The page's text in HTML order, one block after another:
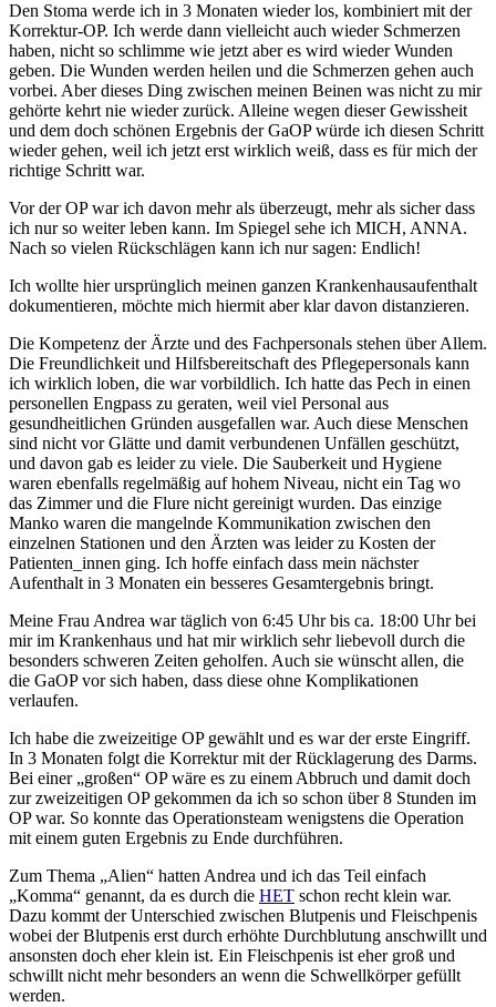
Den Stoma werde ich in 3 Monaten wieder los, kombiniert mit der
Korrektur-OP. Ich werde dann vielleicht auch wieder Schmerzen
haben, nicht so schlimme wie jetzt aber es wird wieder Wunden
geben. Die Wunden werden heilen und die Schmerzen gehen auch
vorbei. Aber dieses Ding zwischen meinen Beinen was nicht zu mir
gehörte kehrt nie wieder zurück. Alleine wegen dieser Gewissheit
und dem doch schönen Ergebnis der GaOP würde ich diesen Schritt
wieder gehen, weil ich jetzt erst wirklich weiß, dass es für mich der
richtige Schritt war.
Vor der OP war ich davon mehr als überzeugt, mehr als sicher dass
ich nur so weiter leben kann. Im Spiegel sehe ich MICH, ANNA.
Nach so vielen Rückschlägen kann ich nur sagen: Endlich!
Ich wollte hier ursprünglich meinen ganzen Krankenhausaufenthalt
dokumentieren, möchte mich hiermit aber klar davon distanzieren.
Die Kompetenz der Ärzte und des Fachpersonals stehen über Allem.
Die Freundlichkeit und Hilfsbereitschaft des Pflegepersonals kann
ich wirklich loben, die war vorbildlich. Ich hatte das Pech in einen
personellen Engpass zu geraten, weil viel Personal aus
gesundheitlichen Gründen ausgefallen war. Auch diese Menschen
sind nicht vor Glätte und damit verbundenen Unfällen geschützt,
und davon gab es leider zu viele. Die Sauberkeit und Hygiene
waren ebenfalls regelmäßig auf hohem Niveau, nicht ein Tag wo
das Zimmer und die Flure nicht gereinigt wurden. Das einzige
Manko waren die mangelnde Kommunikation zwischen den
einzelnen Stationen und den Ärzten was leider zu Kosten der
Patienten_innen ging. Ich hoffe einfach dass mein nächster
Aufenthalt in 3 Monaten ein besseres Gesamtergebnis bringt.
Meine Frau Andrea war täglich von 6:45 Uhr bis ca. 18:00 Uhr bei
mir im Krankenhaus und hat mir wirklich sehr liebevoll durch die
besonders schweren Zeiten geholfen. Auch sie wünscht allen, die
die GaOP vor sich haben, dass diese ohne Komplikationen
verlaufen.
Ich habe die zweizeitige OP gewählt und es war der erste Eingriff.
In 3 Monaten folgt die Korrektur mit der Rücklagerung des Darms.
Bei einer „großen“ OP wäre es zu einem Abbruch und damit doch
zur zweizeitigen OP gekommen da ich so schon über 8 Stunden im
OP war. So konnte das Operationsteam wenigstens die Operation
mit einem guten Ergebnis zu Ende durchführen.
Zum Thema „Alien“ hatten Andrea und ich das Teil einfach
„Komma“ genannt, da es durch die HET schon recht klein war.
Dazu kommt der Unterschied zwischen Blutpenis und Fleischpenis
wobei der Blutpenis erst durch erhöhte Durchblutung anschwillt und
ansonsten doch eher klein ist. Ein Fleischpenis ist eher groß und
schwillt nicht mehr besonders an wenn die Schwellkörper gefüllt
werden.